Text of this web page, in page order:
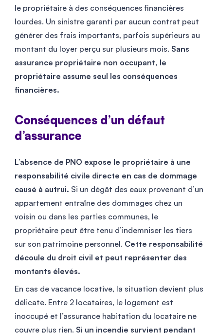
le propriétaire à des conséquences financières
lourdes. Un sinistre garanti par aucun contrat peut
générer des frais importants, parfois supérieurs au
montant du loyer perçu sur plusieurs mois. Sans
assurance propriétaire non occupant, le
propriétaire assume seul les conséquences
financières.
Conséquences d’un défaut
d’assurance
L’absence de PNO expose le propriétaire à une
responsabilité civile directe en cas de dommage
causé à autrui. Si un dégât des eaux provenant d’un
appartement entraîne des dommages chez un
voisin ou dans les parties communes, le
propriétaire peut être tenu d’indemniser les tiers
sur son patrimoine personnel. Cette responsabilité
découle du droit civil et peut représenter des
montants élevés.
En cas de vacance locative, la situation devient plus
délicate. Entre 2 locataires, le logement est
inoccupé et l’assurance habitation du locataire ne
couvre plus rien. Si un incendie survient pendant